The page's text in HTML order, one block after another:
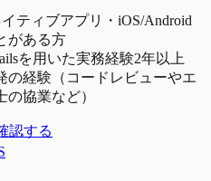
ティブアプリ・iOS/Android
がある方
を用いた実務経験2年以上
の経験（コードレビューやエ
の協業など）
認する